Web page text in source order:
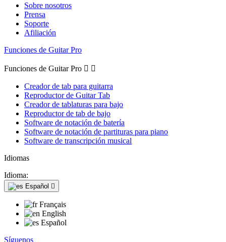
Sobre nosotros
Prensa
Soporte
Afiliación
Funciones de Guitar Pro
Funciones de Guitar Pro  
Creador de tab para guitarra
Reproductor de Guitar Tab
Creador de tablaturas para bajo
Reproductor de tab de bajo
Software de notación de batería
Software de notación de partituras para piano
Software de transcripción musical
Idiomas
Idioma:
Español 
Français
English
Español
Síguenos